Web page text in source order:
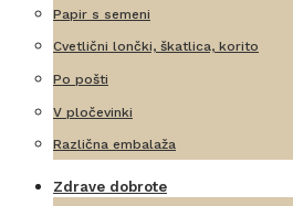
Papir s semeni
Cvetlični lončki, škatlica, korito
Po pošti
V pločevinki
Različna embalaža
Zdrave dobrote